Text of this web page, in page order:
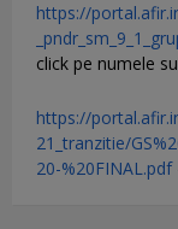
https://
click pe numele
https://
21_tranzitie/
20-%20FINAL.pdf